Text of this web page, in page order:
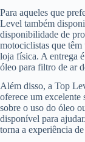
Para aqueles que
Level também
disponibilidade de
motociclistas que têm
loja física. A entrega
óleo para filtro de ar
Além disso, a Top
oferece um excelente
sobre o uso do óleo
disponível para
torna a experiência